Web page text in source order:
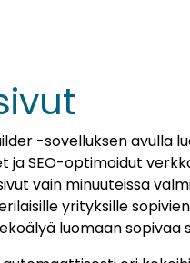
-sovelluksen avulla
ja SEO-optimoidut
vain minuuteissa
yrityksille
luomaan sopivaa